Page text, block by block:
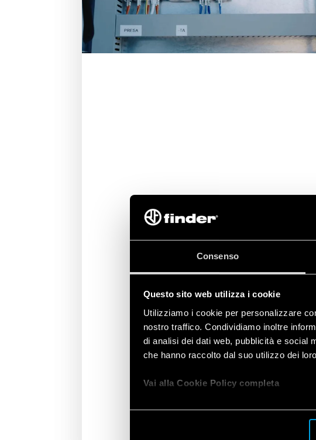
Consenso
Questo sito web utilizza i cookie
Utilizziamo i cookie per personalizzare
nostro traffico. Condividiamo inoltre
di analisi dei dati web, pubblicità e social
che hanno raccolto dal suo utilizzo dei
Vai alla Cookie Policy completa
UNA GESTIONE PREDITTIVA E OTTIMIZZATA
L’integrazione con l’IoT Cloud ha trasformato
l’operatività del Consorzio, rendendo la gestione
predittiva e ottimizzata. Oggi gli operatori possono
condizioni meteorologiche per preservare